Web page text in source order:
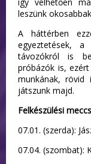
leszünk
A háttérben
egyeztetések, a
távozókról is
próbázók is,
munkának, rövid
játszunk majd.
Felkészülési
07.01. (szerda):
07.04. (szombat):